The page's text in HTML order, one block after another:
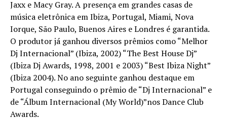
Jaxx e Macy Gray. A presença em grandes casas de
música eletrônica em Ibiza, Portugal, Miami, Nova
Iorque, São Paulo, Buenos Aires e Londres é garantida.
O produtor já ganhou diversos prêmios como “Melhor
Dj Internacional” (Ibiza, 2002) “The Best House Dj”
(Ibiza Dj Awards, 1998, 2001 e 2003) “Best Ibiza Night”
(Ibiza 2004). No ano seguinte ganhou destaque em
Portugal conseguindo o prêmio de “Dj Internacional” e
de “Álbum Internacional (My World)”nos Dance Club
Awards.